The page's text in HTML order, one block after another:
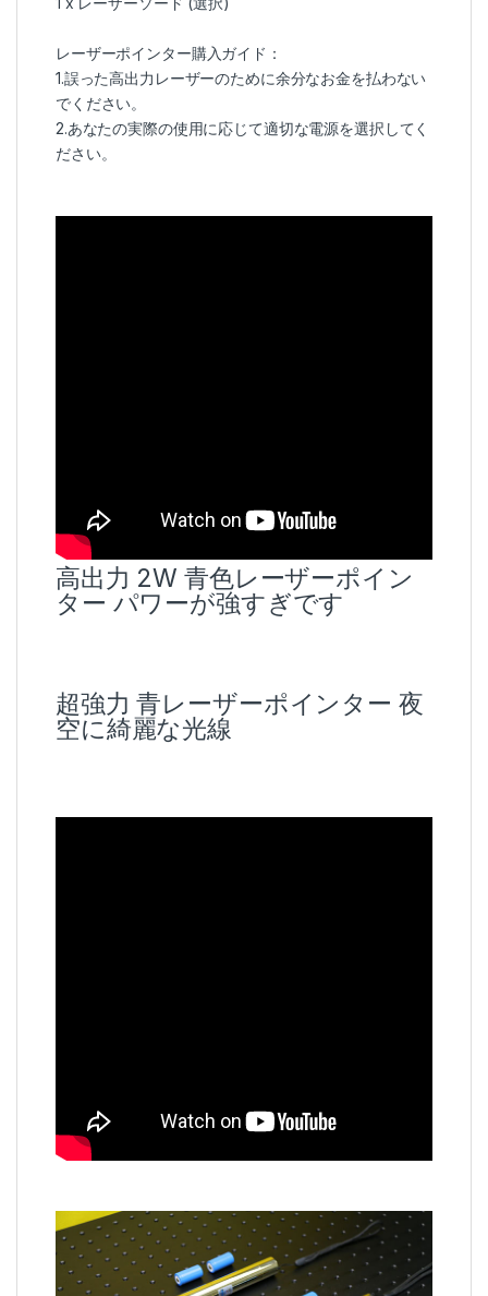
レーザーポインター購入ガイド：
1.誤った高出力レーザーのために余分なお金を払わない
でください。
2.あなたの実際の使用に応じて適切な電源を選択してく
ださい。
高出力 2W 青色レーザーポイン
ター パワーが強すぎです
超強力 青レーザーポインター 夜
空に綺麗な光線